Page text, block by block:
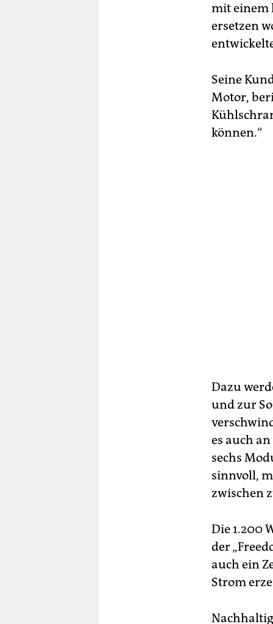
mit einem
ersetzen
Seine
Motor,
können.“
Dazu
und zur
es auch
sechs
sinnvoll,
zwischen
Die 1.200
der
auch ein
Strom